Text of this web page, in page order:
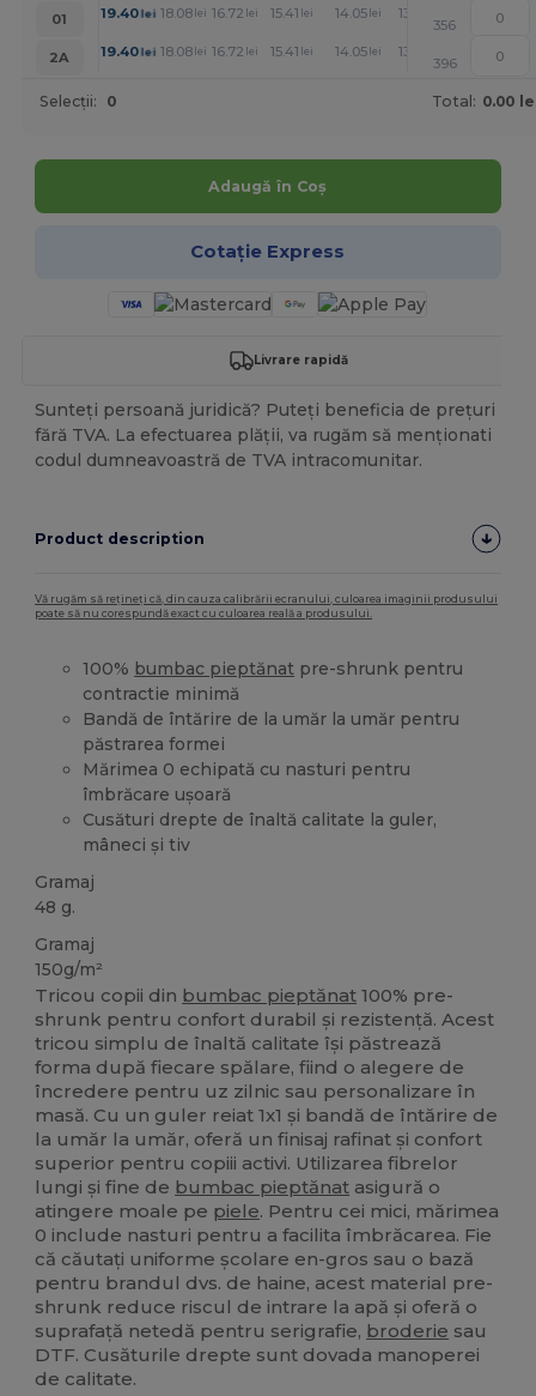
01
19.40lei 18.08 lei 16.72 lei 15.41 lei 14.05 lei 13.37
356
2A
19.40lei 18.08 lei 16.72 lei 15.41 lei 14.05 lei 13.37
396
Selecții: 0 Total: 0.00
Adaugă în Coș
Cotație Express
Livrare rapidă
Sunteți persoană juridică? Puteți beneficia de prețuri
fără TVA. La efectuarea plății, va rugăm să menționati
codul dumneavoastră de TVA intracomunitar.
Product description
Vă rugăm să rețineți că, din cauza calibrării ecranului, culoarea imaginii produsului
poate să nu corespundă exact cu culoarea reală a produsului.
100% bumbac pieptănat pre-shrunk pentru
contractie minimă
Bandă de întărire de la umăr la umăr pentru
păstrarea formei
Mărimea 0 echipată cu nasturi pentru
îmbrăcare ușoară
Cusături drepte de înaltă calitate la guler,
mâneci și tiv
Gramaj
48 g.
Gramaj
150g/m²
Tricou copii din bumbac pieptănat 100% pre-
shrunk pentru confort durabil și rezistență. Acest
tricou simplu de înaltă calitate își păstrează
forma după fiecare spălare, fiind o alegere de
încredere pentru uz zilnic sau personalizare în
masă. Cu un guler reiat 1x1 și bandă de întărire de
la umăr la umăr, oferă un finisaj rafinat și confort
superior pentru copiii activi. Utilizarea fibrelor
lungi și fine de bumbac pieptănat asigură o
atingere moale pe piele. Pentru cei mici, mărimea
0 include nasturi pentru a facilita îmbrăcarea. Fie
că căutați uniforme școlare en-gros sau o bază
pentru brandul dvs. de haine, acest material pre-
shrunk reduce riscul de intrare la apă și oferă o
suprafață netedă pentru serigrafie, broderie sau
DTF. Cusăturile drepte sunt dovada manoperei
de calitate.